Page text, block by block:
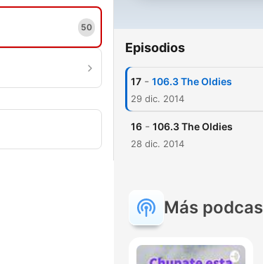
50
Episodios
17 - 106.3 The Oldies
29 dic. 2014
16 - 106.3 The Oldies
28 dic. 2014
Más